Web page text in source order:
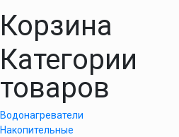
Корзина
Категории
товаров
Водонагреватели
Накопительные